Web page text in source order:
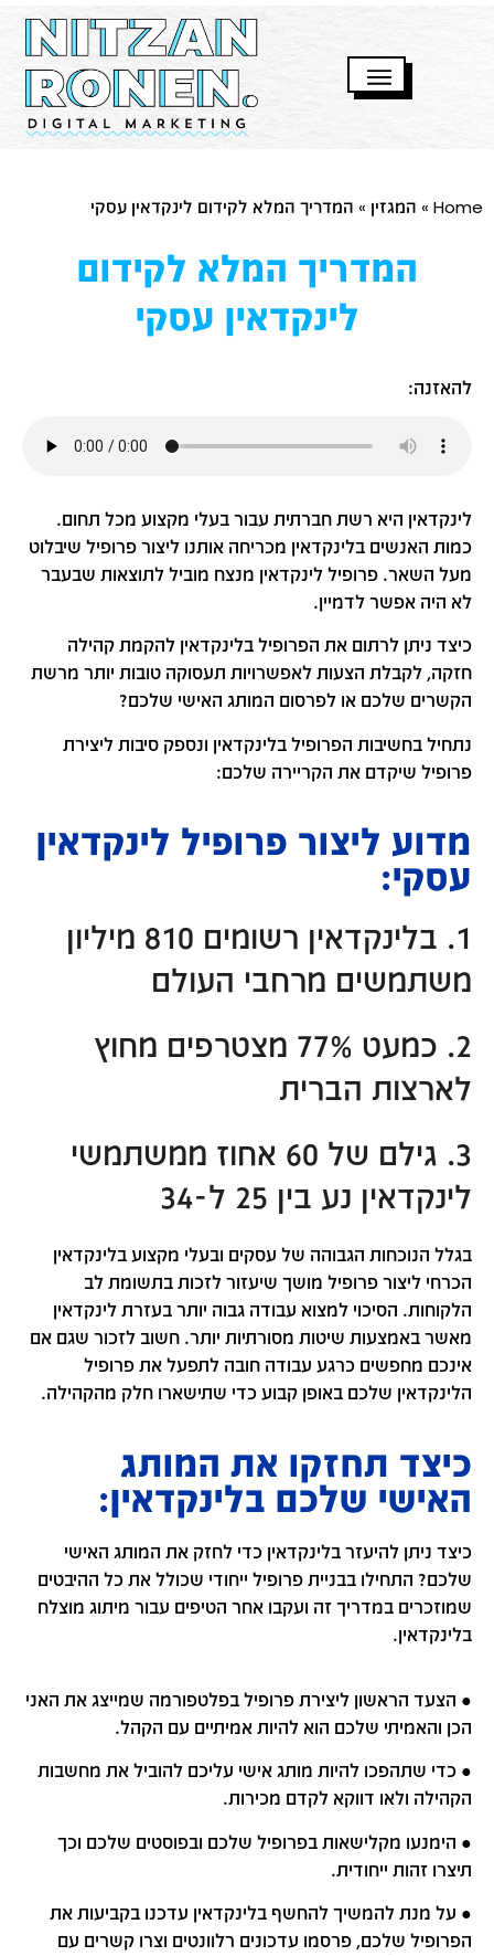
Home
» המגזין » המדריך המלא לקידום לינקדאין עסקי
המדריך המלא לקידום
לינקדאין עסקי
להאזנה:
לינקדאין היא רשת חברתית עבור בעלי מקצוע מכל תחום.
כמות האנשים בלינקדאין מכריחה אותנו ליצור פרופיל שיבלוט
מעל השאר. פרופיל לינקדאין מנצח מוביל לתוצאות שבעבר
לא היה אפשר לדמיין.
כיצד ניתן לרתום את הפרופיל בלינקדאין להקמת קהילה
חזקה, לקבלת הצעות לאפשרויות תעסוקה טובות יותר מרשת
הקשרים שלכם או לפרסום המותג האישי שלכם?
נתחיל בחשיבות הפרופיל בלינקדאין ונספק סיבות ליצירת
פרופיל שיקדם את הקריירה שלכם:
מדוע ליצור פרופיל לינקדאין
עסקי:
1. בלינקדאין רשומים 810 מיליון
משתמשים מרחבי העולם
2. כמעט 77% מצטרפים מחוץ
לארצות הברית
3. גילם של 60 אחוז ממשתמשי
לינקדאין נע בין 25 ל-34
בגלל הנוכחות הגבוהה של עסקים ובעלי מקצוע בלינקדאין
הכרחי ליצור פרופיל מושך שיעזור לזכות בתשומת לב
הלקוחות. הסיכוי למצוא עבודה גבוה יותר בעזרת לינקדאין
מאשר באמצעות שיטות מסורתיות יותר. חשוב לזכור שגם אם
אינכם מחפשים כרגע עבודה חובה לתפעל את פרופיל
הלינקדאין שלכם באופן קבוע כדי שתישארו חלק מהקהילה.
כיצד תחזקו את המותג
האישי שלכם בלינקדאין:
כיצד ניתן להיעזר בלינקדאין כדי לחזק את המותג האישי
שלכם? התחילו בבניית פרופיל ייחודי שכולל את כל ההיבטים
שמוזכרים במדריך זה ועקבו אחר הטיפים עבור מיתוג מוצלח
בלינקדאין.
● הצעד הראשון ליצירת פרופיל בפלטפורמה שמייצג את האני
הכן והאמיתי שלכם הוא להיות אמיתיים עם הקהל.
● כדי שתהפכו להיות מותג אישי עליכם להוביל את מחשבות
הקהילה ולאו דווקא לקדם מכירות.
● הימנעו מקלישאות בפרופיל שלכם ובפוסטים שלכם וכך
תיצרו זהות ייחודית.
● על מנת להמשיך להחשף בלינקדאין עדכנו בקביעות את
הפרופיל שלכם, פרסמו עדכונים רלוונטים וצרו קשרים עם